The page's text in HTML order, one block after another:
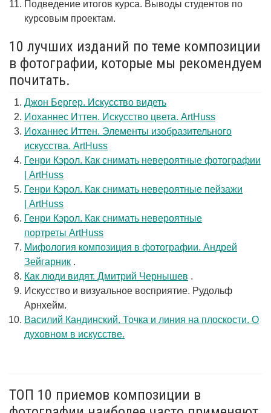
Подведение итогов курса. Выводы студентов по
курсовым проектам.
10 лучших изданий по теме композиции
в фотографии, которые мы рекомендуем
почитать.
Джон Бергер. Искусство видеть
Иоханнес Иттен. Искусство цвета. ArtHuss
Иоханнес Иттен. Элементы изобразительного
искусства. ArtHuss
Генри Кэрол. Как снимать невероятные фотографии
| ArtHuss
Генри Кэрол. Как снимать невероятные пейзажи
| ArtHuss
Генри Кэрол. Как снимать невероятные
портреты ArtHuss
Мифология композиция в фотографии. Андрей
Зейгарник .
Как люди видят. Дмитрий Чернышев .
Искусство и визуальное восприятие. Рудольф
Арнхейм.
Василий Кандинский. Точка и линия на плоскости. О
духовном в искусстве.
ТОП 10 приемов композиции в